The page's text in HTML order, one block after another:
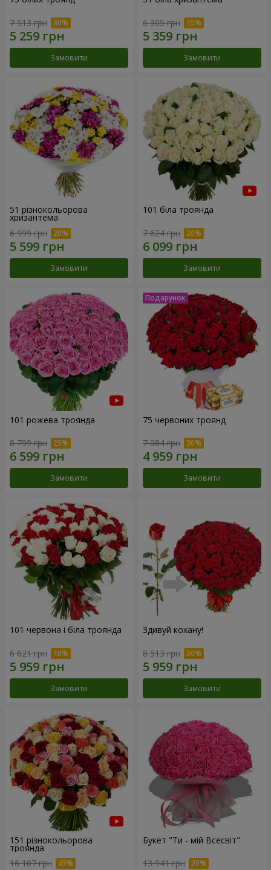
7 513 грн
Замовити
6 305 грн
Замовити
51 різнокольорова
хризантема
6 999 грн
Замовити
101 біла троянда
7 624 грн
Замовити
101 рожева троянда
8 799 грн
Замовити
75 червоних троянд
7 084 грн
Замовити
101 червона і біла троянда
6 621 грн
Замовити
Здивуй кохану!
8 513 грн
Замовити
151 різнокольорова
троянда
16 107 грн
Букет "Ти - мій Всесвіт"
13 941 грн